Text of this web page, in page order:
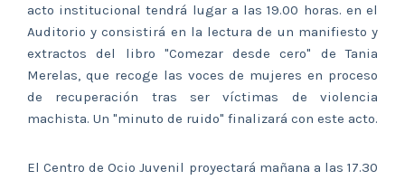
acto institucional tendrá lugar a las 19.00 horas. en el
Auditorio y consistirá en la lectura de un manifiesto y
extractos del libro "Comezar desde cero" de Tania
Merelas, que recoge las voces de mujeres en proceso
de recuperación tras ser víctimas de violencia
machista. Un "minuto de ruido" finalizará con este acto.
El Centro de Ocio Juvenil proyectará mañana a las 17.30